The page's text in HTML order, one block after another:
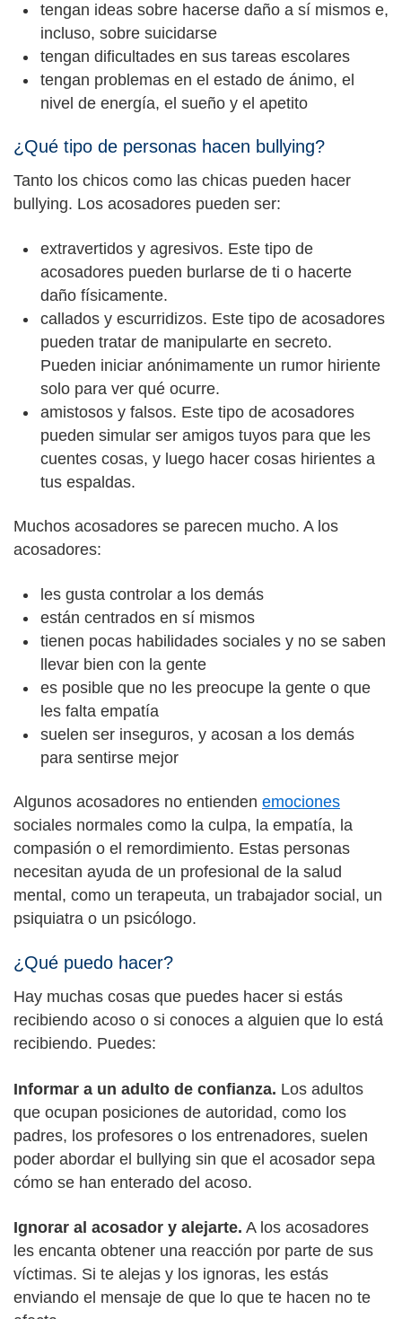
tengan ideas sobre hacerse daño a sí mismos e,
incluso, sobre suicidarse
tengan dificultades en sus tareas escolares
tengan problemas en el estado de ánimo, el
nivel de energía, el sueño y el apetito
¿Qué tipo de personas hacen bullying?
Tanto los chicos como las chicas pueden hacer
bullying. Los acosadores pueden ser:
extravertidos y agresivos. Este tipo de
acosadores pueden burlarse de ti o hacerte
daño físicamente.
callados y escurridizos. Este tipo de acosadores
pueden tratar de manipularte en secreto.
Pueden iniciar anónimamente un rumor hiriente
solo para ver qué ocurre.
amistosos y falsos. Este tipo de acosadores
pueden simular ser amigos tuyos para que les
cuentes cosas, y luego hacer cosas hirientes a
tus espaldas.
Muchos acosadores se parecen mucho. A los
acosadores:
les gusta controlar a los demás
están centrados en sí mismos
tienen pocas habilidades sociales y no se saben
llevar bien con la gente
es posible que no les preocupe la gente o que
les falta empatía
suelen ser inseguros, y acosan a los demás
para sentirse mejor
Algunos acosadores no entienden emociones
sociales normales como la culpa, la empatía, la
compasión o el remordimiento. Estas personas
necesitan ayuda de un profesional de la salud
mental, como un terapeuta, un trabajador social, un
psiquiatra o un psicólogo.
¿Qué puedo hacer?
Hay muchas cosas que puedes hacer si estás
recibiendo acoso o si conoces a alguien que lo está
recibiendo. Puedes:
Informar a un adulto de confianza. Los adultos
que ocupan posiciones de autoridad, como los
padres, los profesores o los entrenadores, suelen
poder abordar el bullying sin que el acosador sepa
cómo se han enterado del acoso.
Ignorar al acosador y alejarte. A los acosadores
les encanta obtener una reacción por parte de sus
víctimas. Si te alejas y los ignoras, les estás
enviando el mensaje de que lo que te hacen no te